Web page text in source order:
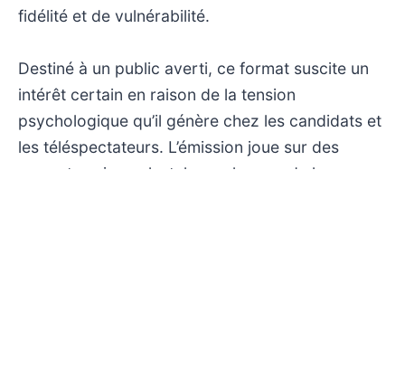
fidélité et de vulnérabilité.
Destiné à un public averti, ce format suscite un
intérêt certain en raison de la tension
psychologique qu’il génère chez les candidats et
les téléspectateurs. L’émission joue sur des
ressorts universels, tels que la peur de la